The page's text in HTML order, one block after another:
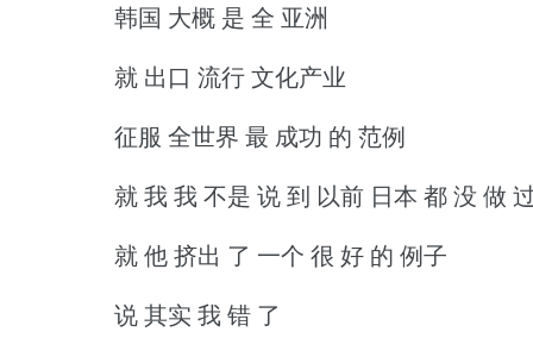
韩国 大概 是 全 亚洲
就 出口 流行 文化产业
征服 全世界 最 成功 的 范例
就 我 我 不是 说 到 以前 日本 都 没 做
就 他 挤出 了 一个 很 好 的 例子
说 其实 我 错 了